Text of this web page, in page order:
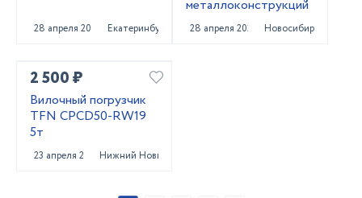
28 апреля 2025 Екатеринбург
металлоконструкций
28 апреля 2025 Новосибирск
2 500 ₽
Вилочный погрузчик
TFN CPCD50-RW19
5т
23 апреля 2025 Нижний Новгород